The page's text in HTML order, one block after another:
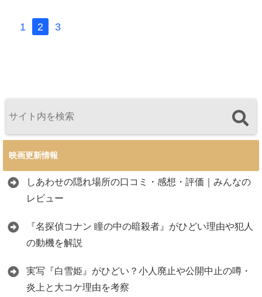
考察解説！
1 2 3
映画更新情報
しあわせの隠れ場所の口コミ・感想・評価｜みんなの
レビュー
『名探偵コナン 瞳の中の暗殺者』がひどい理由や犯人
の動機を解説
実写『白雪姫』がひどい？小人廃止や公開中止の噂・
炎上と大コケ理由を考察